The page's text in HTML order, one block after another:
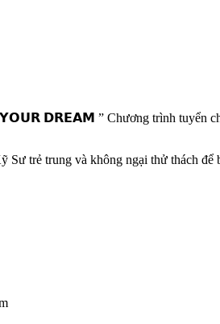
Chương trình tuyển chọn & đào
trẻ trung và không ngại thử thách